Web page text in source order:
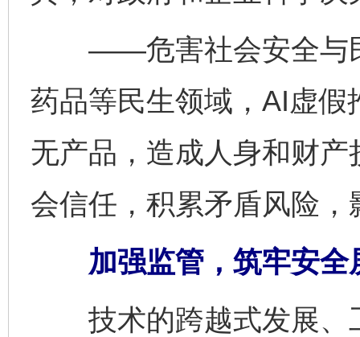
——危害社会安全与民
药品等民生领域，AI虚
无产品，造成人身和财
会信任，积累矛盾风险，
加强监管，筑牢安全
技术的跨越式发展、